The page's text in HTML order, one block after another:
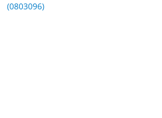
(0803096)